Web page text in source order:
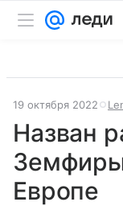
19 октября 2022
Назван
Европе